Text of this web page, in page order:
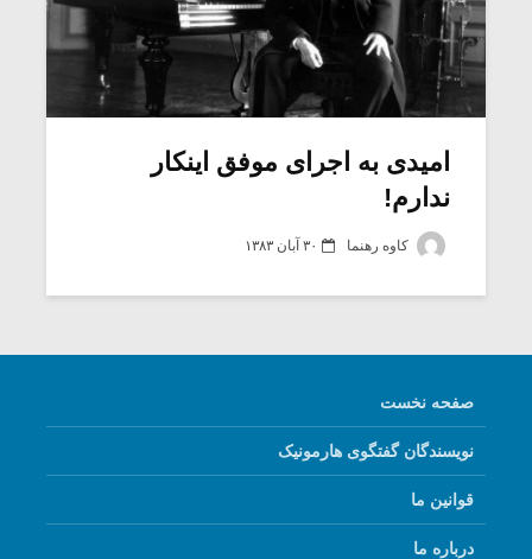
امیدی به اجرای موفق اینکار
ندارم!
کاوه رهنما ۳۰ آبان ۱۳۸۳
صفحه نخست
نویسندگان گفتگوی هارمونیک
قوانین ما
درباره ما